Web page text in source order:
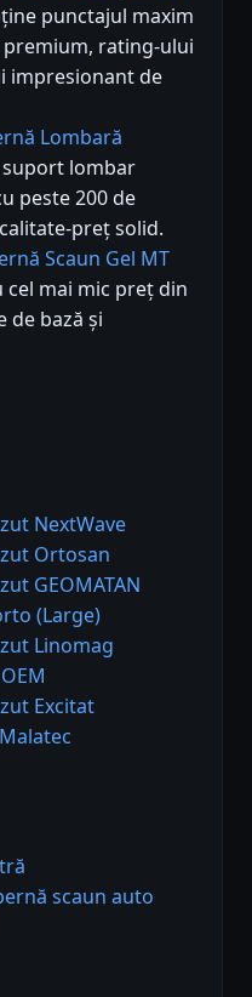
punctajul maxim
rating-ului
impresionant de
Lombară
suport lombar
peste 200 de
preț solid.
Scaun Gel MT
cel mai mic preț din
de bază și
NextWave
Ortosan
GEOMATAN
(Large)
Linomag
Excitat
scaun auto